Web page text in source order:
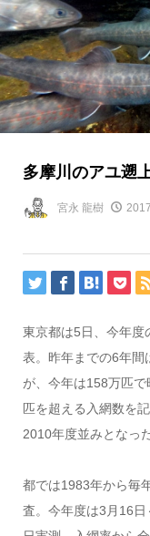
多摩川のアユ遡
宮永 龍樹
東京都は5日、今年度
表。昨年までの6年間
が、今年は158万匹
匹を超える入網数を
2010年度並みとなっ
都では1983年から毎
査。今年度は3月16